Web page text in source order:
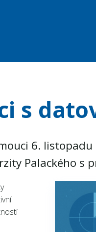
s
6.
Palackého s